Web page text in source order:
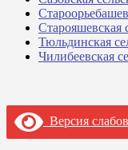
Старояшевская
Тюльдинская
Чилибеевская
Версия